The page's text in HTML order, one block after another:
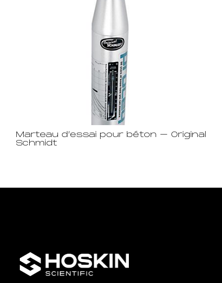
Marteau d’essai pour béton – Original
Schmidt